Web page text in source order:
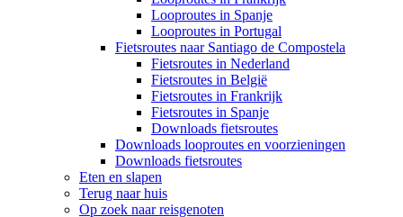
Looproutes in Spanje
Looproutes in Portugal
Fietsroutes naar Santiago de Compostela
Fietsroutes in Nederland
Fietsroutes in België
Fietsroutes in Frankrijk
Fietsroutes in Spanje
Downloads fietsroutes
Downloads looproutes en voorzieningen
Downloads fietsroutes
Eten en slapen
Terug naar huis
Op zoek naar reisgenoten